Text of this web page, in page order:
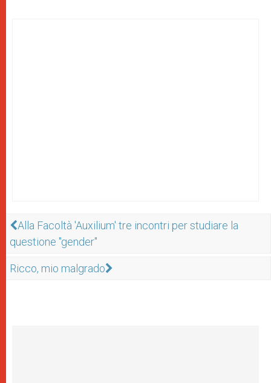
Alla Facoltà 'Auxilium' tre incontri per studiare la
questione "gender"
Ricco, mio malgrado